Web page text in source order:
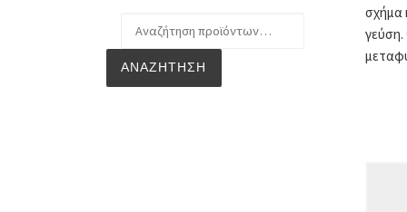
σχήμα
γεύση.
ΑΝΑΖΉΤΗΣΗ